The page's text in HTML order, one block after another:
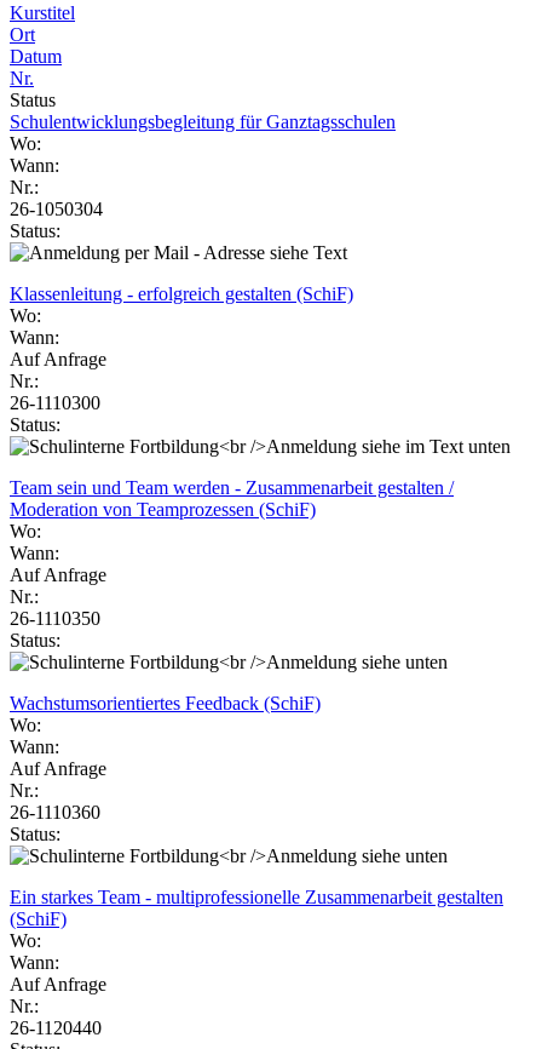
Kurstitel
Ort
Datum
Nr.
Status
Schulentwicklungsbegleitung für Ganztagsschulen
Wo:
Wann:
Nr.:
26-1050304
Status:
Klassenleitung - erfolgreich gestalten (SchiF)
Wo:
Wann:
Auf Anfrage
Nr.:
26-1110300
Status:
Team sein und Team werden - Zusammenarbeit gestalten /
Moderation von Teamprozessen (SchiF)
Wo:
Wann:
Auf Anfrage
Nr.:
26-1110350
Status:
Wachstumsorientiertes Feedback (SchiF)
Wo:
Wann:
Auf Anfrage
Nr.:
26-1110360
Status:
Ein starkes Team - multiprofessionelle Zusammenarbeit gestalten
(SchiF)
Wo:
Wann:
Auf Anfrage
Nr.:
26-1120440